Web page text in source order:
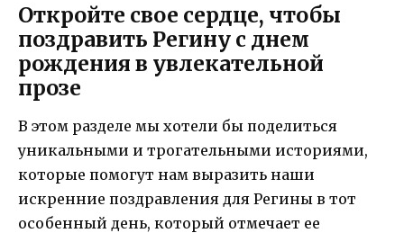
Откройте свое сердце, чтобы
поздравить Регину с днем
рождения в увлекательной
прозе
В этом разделе мы хотели бы поделиться
уникальными и трогательными историями,
которые помогут нам выразить наши
искренние поздравления для Регины в тот
особенный день, который отмечает ее